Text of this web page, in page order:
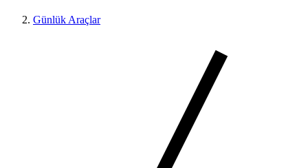
Günlük Araçlar